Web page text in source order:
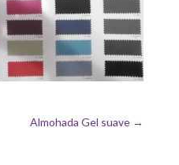
Almohada Gel suave →